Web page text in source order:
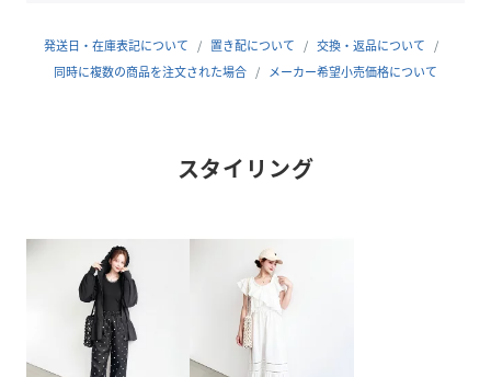
相性◎
・公園や海、通勤などどんなシーンでも活躍間違いなしで
・大容量
～～～～～～～～～～～～～～～
【仕様】※サイズはサイズ表記に記載
発送日・在庫表記について 置き配について
交換・返品について
同時に複数の商品を注文された場合
メーカー希望小売価格について
スタイリング